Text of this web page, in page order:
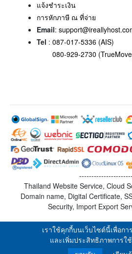
แจ้งชำระเงิน
การหักภาษี ณ ที่จ่าย
Email:
Tel : 087-017-5336 (AIS)
080-929-2730
Thailand Website Service, Cloud
Domain name, Digital Certificate,
Security, Import Export
เราใช้คุกกี้บนเว็บไซต์นี้เพื่อกา
และเพิ่มประสิทธิภาพการใ